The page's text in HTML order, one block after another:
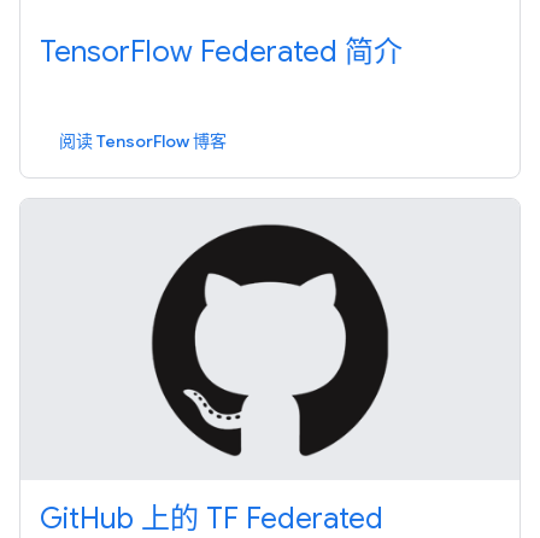
TensorFlow Federated 简介
阅读 TensorFlow 博客
GitHub 上的 TF Federated